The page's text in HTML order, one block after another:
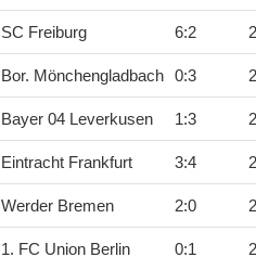
SC Freiburg 6:2
Bor. Mönchengladbach 0:3
Bayer 04 Leverkusen 1:3
Eintracht Frankfurt 3:4
Werder Bremen 2:0
1. FC Union Berlin 0:1